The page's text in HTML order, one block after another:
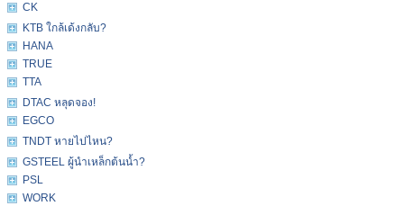
CK
KTB ใกล้เด้งกลับ?
HANA
TRUE
TTA
DTAC หลุดจอง!
EGCO
TNDT หายไปไหน?
GSTEEL ผู้นำเหล็กต้นน้ำ?
PSL
WORK